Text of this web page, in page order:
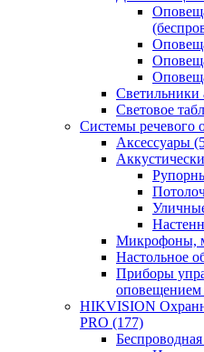
Светильники
Световое
Системы речевого
Аксессуары
Микрофоны,
Настольное
Приборы
оповещением
HIKVISION
PRO (177)
Беспроводная